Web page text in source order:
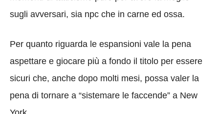
sugli avversari, sia npc che in carne ed ossa.
Per quanto riguarda le espansioni vale la pena
aspettare e giocare più a fondo il titolo per essere
sicuri che, anche dopo molti mesi, possa valer la
pena di tornare a “sistemare le faccende” a New